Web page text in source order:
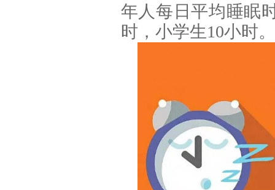
年人每日平均睡眠
时，小学生10小时。